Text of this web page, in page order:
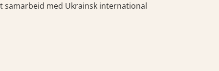
samarbeid med Ukrainsk international